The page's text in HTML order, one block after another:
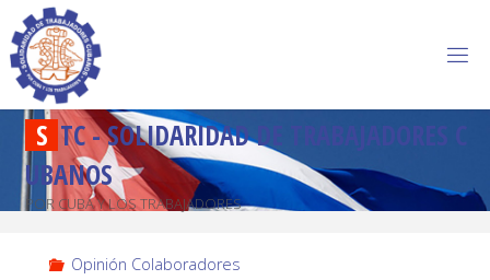
S TC-SOLIDARIDADD R A BAJADORES C
U BANOS
POR CUBA Y LOS TRABAJADORES
Opinión Colaboradores